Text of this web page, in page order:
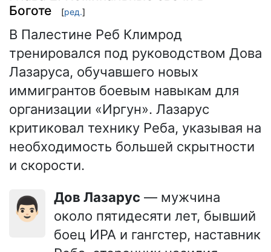
Боготе
[ред.]
В Палестине Реб Климрод
тренировался под руководством Дова
Лазаруса, обучавшего новых
иммигрантов боевым навыкам для
организации «Иргун». Лазарус
критиковал технику Реба, указывая на
необходимость большей скрытности
и скорости.
👨🏻 Дов Лазарус — мужчина
около пятидесяти лет, бывший
боец ИРА и гангстер, наставник